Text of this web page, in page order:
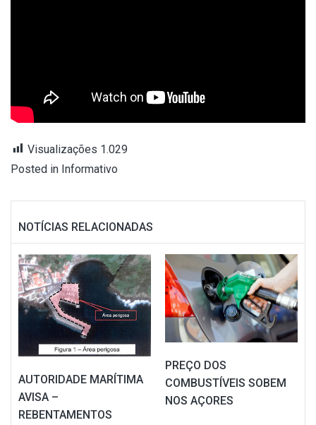
Visualizações 1.029
Posted in Informativo
NOTÍCIAS RELACIONADAS
AUTORIDADE MARÍTIMA
AVISA –
REBENTAMENTOS
PREÇO DOS
COMBUSTÍVEIS SOBEM
NOS AÇORES